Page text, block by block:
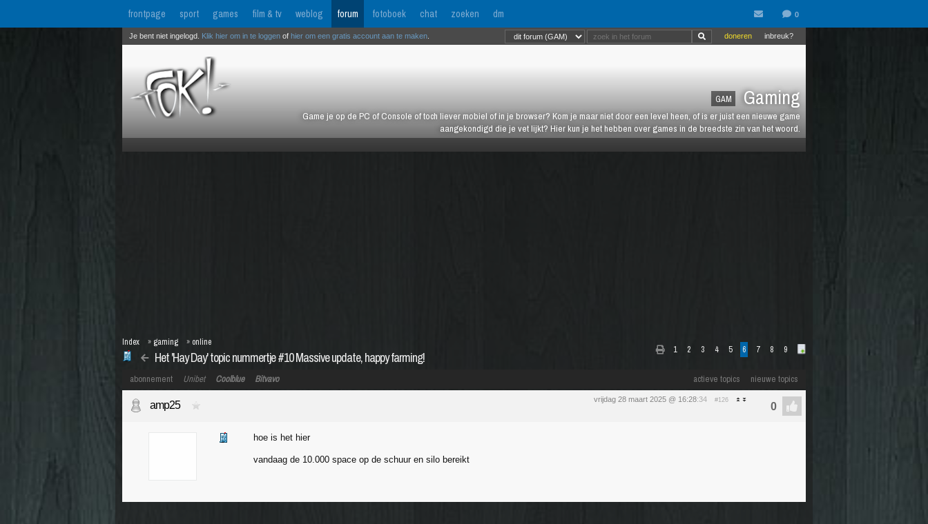
frontpage sport games film & tv weblog forum fotoboek chat zoeken dm
GAM Gaming
Game je op de PC of Console of toch liever mobiel of in je browser? Kom je maar niet door een level heen, of is er juist een nieuwe game
aangekondigd die je vet lijkt? Hier kun je het hebben over games in de breedste zin van het woord.
inbreuk?
doneren
Je bent niet ingelogd. Klik hier om in te loggen of hier om een gratis account aan te maken
1 2 3 4 5 6 7 8 9
Het 'Hay Day' topic nummertje #10 Massive update, happy farming!
Index » gaming » online
actieve topics nieuwe topics
abonnement Unibet Coolblue Bitvavo
vrijdag 28 maart 2025 @ 16:28:34 #126
amp25
hoe is het hier
vandaag de 10.000 space op de schuur en silo bereikt